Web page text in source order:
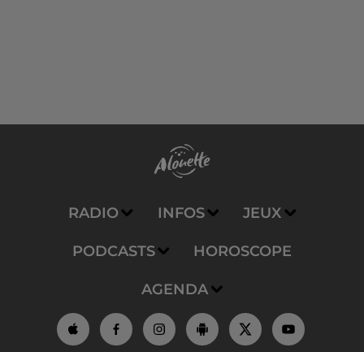
RADIO INFOS JEUX
PODCASTS HOROSCOPE
AGENDA